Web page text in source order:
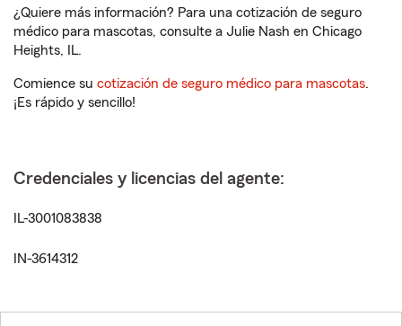
¿Quiere más información? Para una cotización de seguro
médico para mascotas, consulte a Julie Nash en Chicago
Heights, IL.
Comience su cotización de seguro médico para mascotas.
¡Es rápido y sencillo!
Credenciales y licencias del agente:
IL-3001083838
IN-3614312